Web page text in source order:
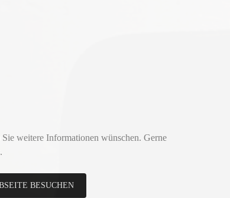
weitere Informationen wünschen. Gerne
BESUCHEN